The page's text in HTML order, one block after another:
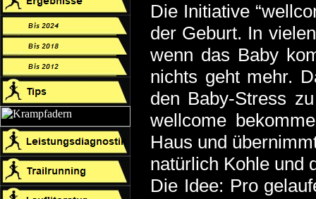
Die Initiative
der Geburt. In
wenn das Baby
nichts geht mehr.
den Baby-Stress
wellcome
Haus und
natürlich Kohle und
Die Idee: Pro